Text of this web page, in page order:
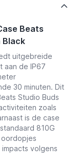
Beats
Black
uitgebreide
aan de IP67
30 minuten. Dit
Studio Buds
zoals
is de case
810G
volgens